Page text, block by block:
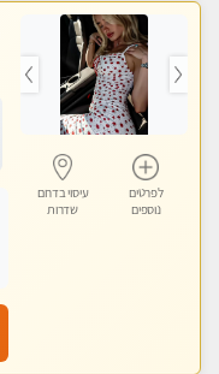
לפרטים
נוספים
עיסוי בדרום
שדרות